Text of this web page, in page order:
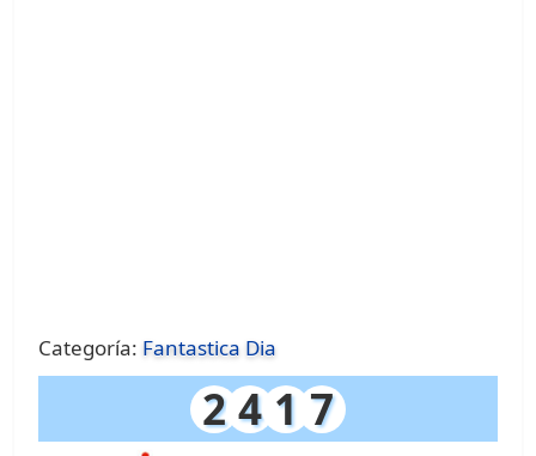
Categoría: Fantastica Dia
2 4 1 7